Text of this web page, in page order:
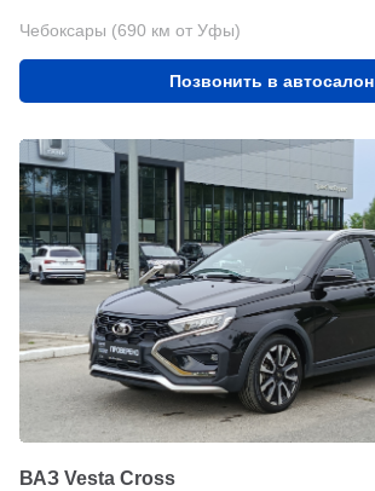
Чебоксары (690 км от Уфы)
Позвонить в автосалон
ВАЗ Vesta Cross